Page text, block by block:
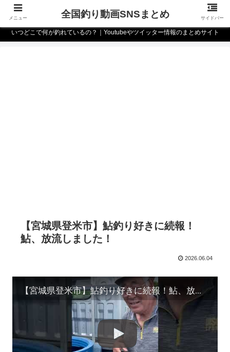
いつどこで何が釣れているの？｜Youtubeやツイッター情報のまとめサイト
【宮城県登米市】鮎釣り好きに続報！
鮎、放流しました！
2026.06.04
【宮城県登米市】鮎釣り好きに続報！鮎、放流しました！
メニュー 全国釣り動画SNSまとめ サイドバー